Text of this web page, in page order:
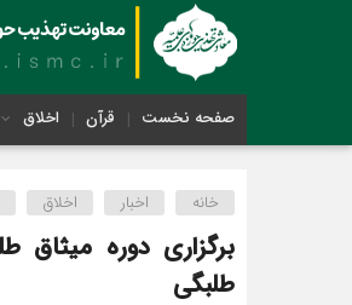
صفحه نخست قرآن اخلاق
خانه اخبار اخلاق
برگزاری دوره میثاق
طلبگی